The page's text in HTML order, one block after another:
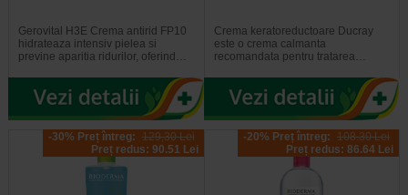
Gerovital H3E Crema antirid FP10
hidrateaza intensiv pielea si
previne aparitia ridurilor, oferind…
Crema keratoreductoare Ducray
este o crema calmanta
recomandata pentru tratarea…
-30% Preț întreg: 129,30 Lei
Preț redus: 90.51 Lei
-20% Preț întreg: 108.30 Lei
Preț redus: 86.64 Lei